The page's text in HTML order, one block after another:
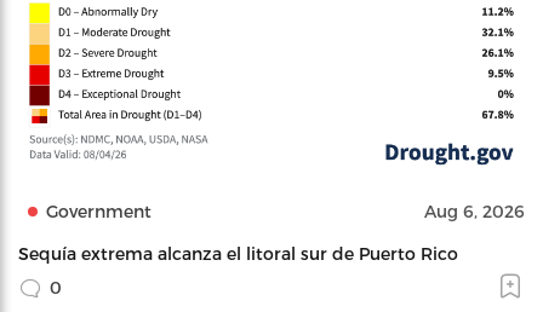
Government Aug 6, 2026
Sequía extrema alcanza el litoral sur de Puerto Rico
0